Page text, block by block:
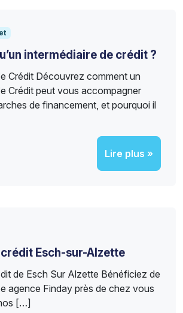
intermédiaire de crédit ?
Crédit Découvrez comment un
Crédit peut vous accompagner
de financement, et pourquoi il
Lire plus »
Esch-sur-Alzette
de Esch Sur Alzette Bénéficiez de
agence Finday près de chez vous
[…]